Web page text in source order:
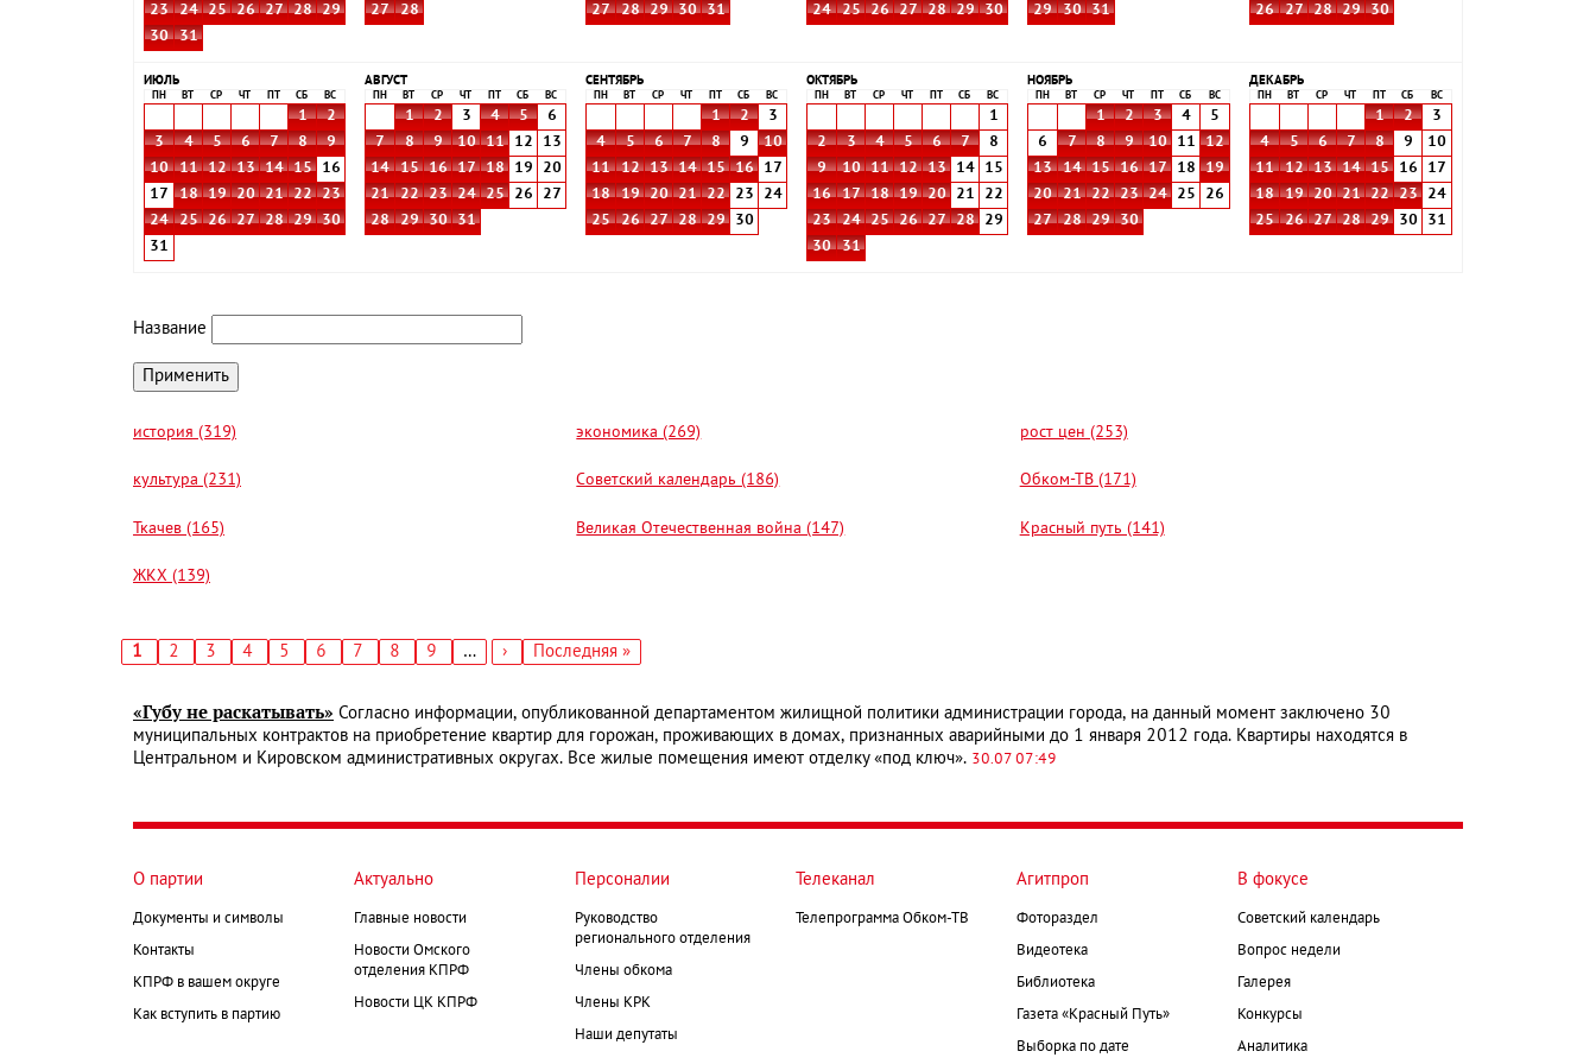
23
24 25 26 27 28
29
30
31
27
28
27
28 29 30 31
24
25 26 27 28 29 30
29
30 31
26
27 28 29 30
ИЮЛЬ
ПН ВТ СР ЧТ СБ ВС
1
2
3
4 5 6 7 8
9
10
11 12 13 14 15
16
17
18 19 20 21 22
23
24
25 26 27 28 29
30
31
АВГУСТ
ПН ВТ СР ЧТ СБ ВС
1 2 3 4 5
6
7
8 9 10 11 12
13
14
15 16 17 18 19
20
21
22 23 24 25 26
27
28
29 30 31
СЕНТЯБРЬ
ПН ВТ СР ЧТ СБ ВС
1 2
3
4
5 6 7 8 9
10
11
12 13 14 15 16
17
18
19 20 21 22 23
24
25
26 27 28 29 30
ОКТЯБРЬ
ПН ВТ СР ЧТ СБ ВС
1
2
3 4 5 6 7
8
9
10 11 12 13 14
15
16
17 18 19 20 21
22
23
24 25 26 27 28
29
30
31
НОЯБРЬ
ПН ВТ СР ЧТ СБ ВС
1 2 3 4
5
6
7 8 9 10 11
12
13
14 15 16 17 18
19
20
21 22 23 24 25
26
27
28 29 30
ДЕКАБРЬ
ПН ВТ СР ЧТ СБ ВС
1 2
3
4
5 6 7 8 9
10
11
12 13 14 15 16
17
18
19 20 21 22 23
24
25
26 27 28 29 30 31
Название
история (319) экономика (269) рост цен (253)
культура (231) Советский календарь (186) Обком-ТВ (171)
Ткачев (165) Великая Отечественная война (147) Красный путь (141)
ЖКХ (139)
Текущая
1 Страница
2 Страница
3 Страница
4 Страница
5 Страница
6 Страница
7 Страница
8 Страница
9 …
Следующая
›
Последняя
Последняя »
«Губу не раскатывать» Согласно информации, опубликованной департаментом жилищной политики администрации города, на данный момент заключено 30
муниципальных контрактов на приобретение квартир для горожан, проживающих в домах, признанных аварийными до 1 января 2012 года. Квартиры находятся в
Центральном и Кировском административных округах. Все жилые помещения имеют отделку «под ключ». 30.07 07:49
О партии
Документы и символы
Контакты
КПРФ в вашем округе
Как вступить в партию
Актуально
Главные новости
Новости Омского
отделения КПРФ
Новости ЦК КПРФ
Персоналии
Руководство
регионального отделения
Члены обкома
Члены КРК
Наши депутаты
Телеканал
Телепрограмма Обком-ТВ
Агитпроп
Фотораздел
Видеотека
Библиотека
Газета «Красный Путь»
Выборка по дате
В фокусе
Советский календарь
Вопрос недели
Галерея
Конкурсы
Аналитика